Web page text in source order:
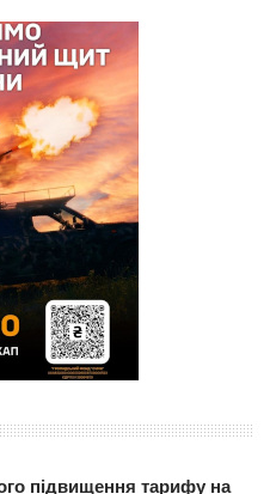
підвищення тарифу на